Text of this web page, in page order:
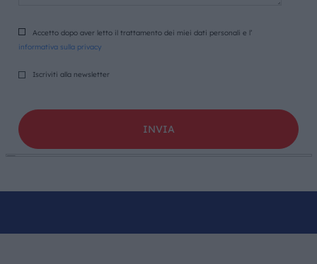
Accetto dopo aver letto il trattamento dei miei dati personali e l’
informativa sulla privacy
Iscriviti alla newsletter